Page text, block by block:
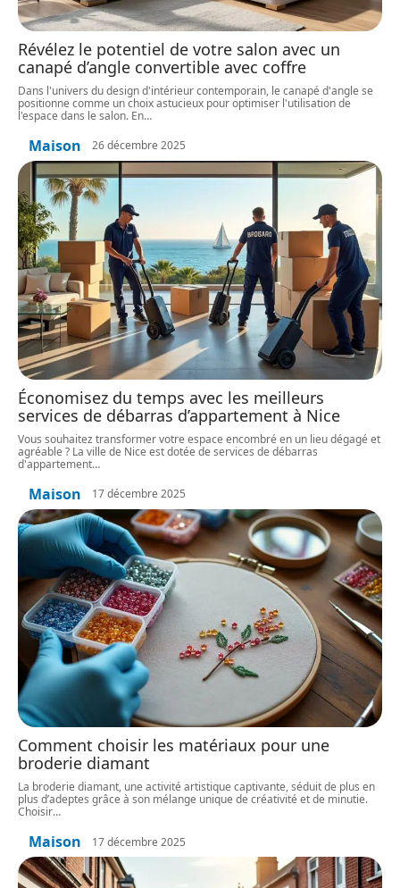
Révélez le potentiel de votre salon avec un
canapé d’angle convertible avec coffre
Dans l'univers du design d'intérieur contemporain, le canapé d'angle se
positionne comme un choix astucieux pour optimiser l'utilisation de
l'espace dans le salon. En…
Maison 26 décembre 2025
Économisez du temps avec les meilleurs
services de débarras d’appartement à Nice
Vous souhaitez transformer votre espace encombré en un lieu dégagé et
agréable ? La ville de Nice est dotée de services de débarras
d'appartement…
Maison 17 décembre 2025
Comment choisir les matériaux pour une
broderie diamant
La broderie diamant, une activité artistique captivante, séduit de plus en
plus d’adeptes grâce à son mélange unique de créativité et de minutie.
Choisir…
Maison 17 décembre 2025